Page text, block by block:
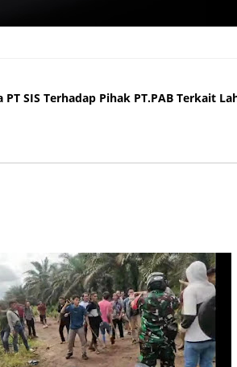
SIS Terhadap Pihak PT.PAB Terkait